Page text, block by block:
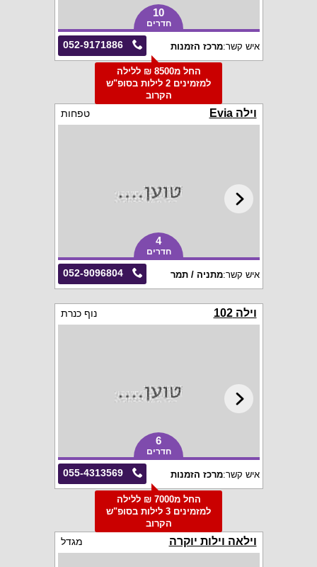
10
חדרים
052-9171886 איש קשר:מרכז הזמנות
החל מ8500 ₪ ללילה
למזמינים 2 לילות בסופ"ש
הקרוב
וילה Evia טפחות
4
חדרים
052-9096804 איש קשר:מתניה / תמר
וילה 102 נוף כנרת
6
חדרים
055-4313569 איש קשר:מרכז הזמנות
החל מ7000 ₪ ללילה
למזמינים 3 לילות בסופ"ש
הקרוב
וילאה וילות יוקרה מגדל